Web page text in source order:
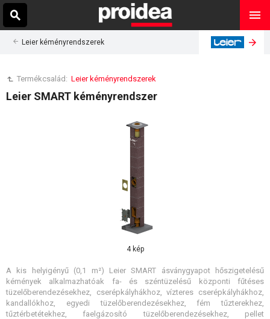
Leier kéményrendszerek
Termékcsalád: Leier kéményrendszerek
Leier SMART kéményrendszer
4 kép
A kis helyigényű (0,1 m²) Leier SMART ásványgyapot hőszigetelésű
kémények alkalmazhatóak fa- és széntüzelésű központi fűtéses
tüzelőberendezésekhez, cserépkályhákhoz, vízteres cserépkályhákhoz,
kandallókhoz, egyedi tüzelőberendezésekhez, fém tűzterekhez,
tűztérbetétekhez, faelgázosító tüzelőberendezésekhez, pellet